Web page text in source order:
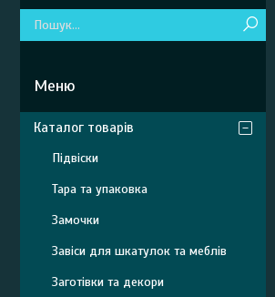
Каталог товарів
Підвіски
Тара та упаковка
Замочки
Завіси для шкатулок та меблів
Заготівки та декори